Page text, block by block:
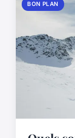
BON PLAN